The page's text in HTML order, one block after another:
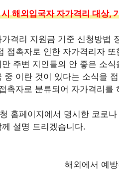
해외입국자 자가격리 대상,
가격리 지원금 기준 신청방법
접촉자로 인한 자가격리자
만 주변 지인들의 안 좋은 소
중 이란 것이 있다는 소식을
촉자로 분류되어 자가격리를
홈페이지에서 명시한 코로
설명 드리겠습니다.
해외에서 예